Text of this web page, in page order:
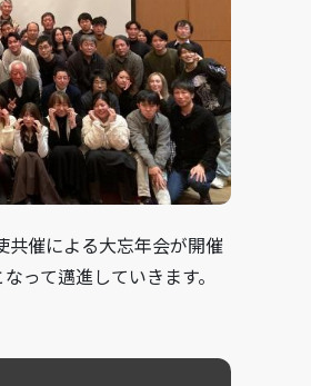
共催による大忘年会が開催
って邁進していきます。